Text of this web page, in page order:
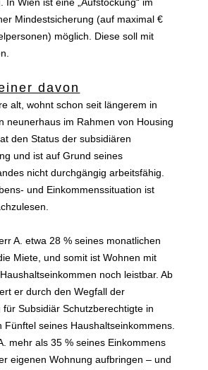
In Wien ist eine „Aufstockung“ im
Mindestsicherung (auf maximal €
möglich. Diese soll mit
davon
alt, wohnt schon seit längerem in
neunerhaus im Rahmen von Housing
den Status der subsidiären
und ist auf Grund seines
nicht durchgängig arbeitsfähig.
und Einkommenssituation ist
A. etwa 28 % seines monatlichen
Miete, und somit ist Wohnen mit
noch leistbar. Ab
er durch den Wegfall der
Subsidiär Schutzberechtigte in
Fünftel seines Haushaltseinkommens.
mehr als 35 % seines Einkommens
eigenen Wohnung aufbringen – und